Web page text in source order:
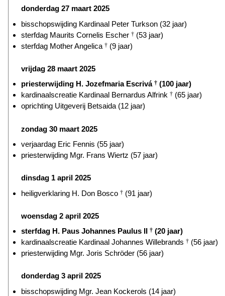
donderdag 27 maart 2025
bisschopswijding Kardinaal Peter Turkson (32 jaar)
sterfdag Maurits Cornelis Escher † (53 jaar)
sterfdag Mother Angelica † (9 jaar)
vrijdag 28 maart 2025
priesterwijding H. Jozefmaria Escrivá † (100 jaar)
kardinaalscreatie Kardinaal Bernardus Alfrink † (65 jaar)
oprichting Uitgeverij Betsaida (12 jaar)
zondag 30 maart 2025
verjaardag Eric Fennis (55 jaar)
priesterwijding Mgr. Frans Wiertz (57 jaar)
dinsdag 1 april 2025
heiligverklaring H. Don Bosco † (91 jaar)
woensdag 2 april 2025
sterfdag H. Paus Johannes Paulus II † (20 jaar)
kardinaalscreatie Kardinaal Johannes Willebrands † (56 jaar)
priesterwijding Mgr. Joris Schröder (56 jaar)
donderdag 3 april 2025
bisschopswijding Mgr. Jean Kockerols (14 jaar)